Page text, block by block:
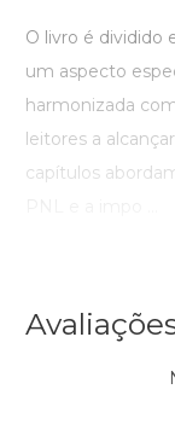
O livro é dividido
um aspecto
harmonizada
leitores a
capítulos